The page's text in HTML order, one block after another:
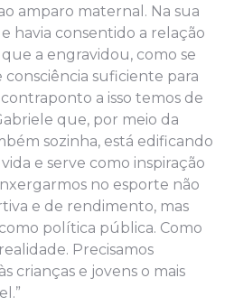
amparo maternal. Na sua
havia consentido a relação
a engravidou, como se
consciência suficiente para
a isso temos de
que, por meio da
sozinha, está edificando
e serve como inspiração
no esporte não
e de rendimento, mas
política pública. Como
Precisamos
crianças e jovens o mais